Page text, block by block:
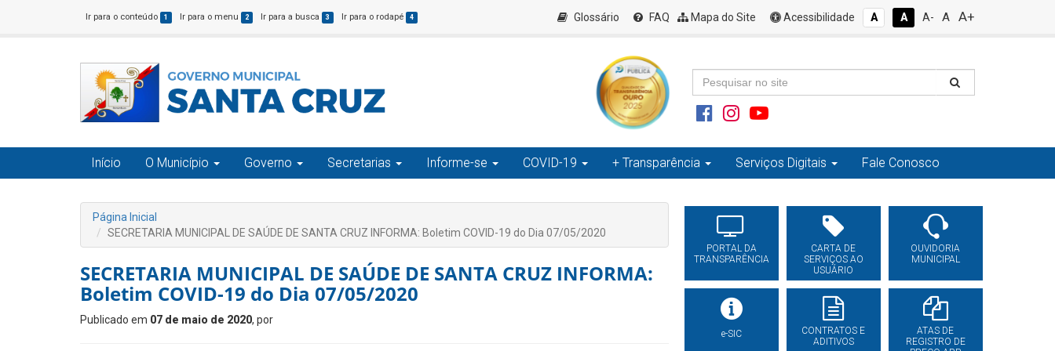
Ir para o conteúdo 1 Ir para o menu 2 Ir para a busca 3 Ir para o rodapé 4 Glossário FAQ Mapa do Site Acessibilidade A A A- A A+
Início O Município Governo Secretarias Informe-se COVID-19 + Transparência Serviços Digitais Fale Conosco
Página Inicial
SECRETARIA MUNICIPAL DE SAÚDE DE SANTA CRUZ INFORMA: Boletim COVID-19 do Dia 07/05/2020
SECRETARIA MUNICIPAL DE SAÚDE DE SANTA CRUZ INFORMA:
Boletim COVID-19 do Dia 07/05/2020
Publicado em 07 de maio de 2020, por
PORTAL DA
TRANSPARÊNCIA
CARTA DE
SERVIÇOS AO
USUÁRIO
OUVIDORIA
MUNICIPAL
e-SIC
CONTRATOS E
ADITIVOS
ATAS DE
REGISTRO DE